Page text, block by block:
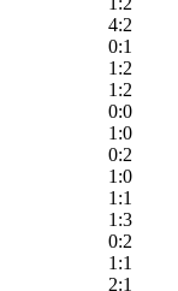
4:2
0:1
1:2
1:2
0:0
1:0
0:2
1:0
1:1
1:3
0:2
1:1
2:1